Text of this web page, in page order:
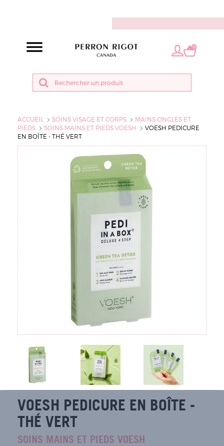
0
ACCUEIL SOINS VISAGE ET CORPS
MAINS ONGLES ET
PIEDS
SOINS MAINS ET PIEDS VOESH
VOESH PEDICURE
EN BOÎTE - THÉ VERT
VOESH PEDICURE EN BOÎTE -
THÉ VERT
SOINS MAINS ET PIEDS VOESH